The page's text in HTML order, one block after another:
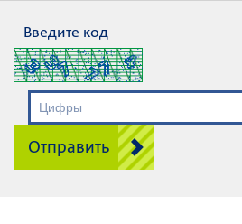
Введите код
Отправить